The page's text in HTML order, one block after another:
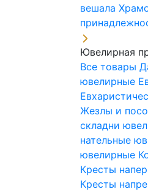
вешала
Ювелирная
Все товары
ювелирные
Жезлы и
складни
нательные
ювелирные
Кресты
Кресты